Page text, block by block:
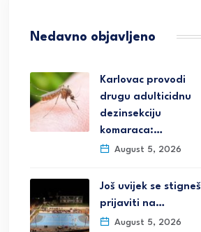
Nedavno objavljeno
Karlovac provodi
drugu adulticidnu
dezinsekciju
komaraca:…
August 5, 2026
Još uvijek se stigneš
prijaviti na…
August 5, 2026